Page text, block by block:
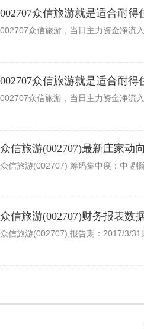
002707众信旅游就是适合耐得
002707众信旅游，当日主力资金净流
002707众信旅游就是适合耐得
002707众信旅游，当日主力资金净流
众信旅游(002707)最新庄家动
众信旅游(002707) 筹码集中度：中
众信旅游(002707)财务报表数
众信旅游(002707),报告期：2017/3/